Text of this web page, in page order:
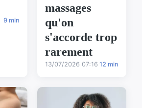
9 min
massages
qu'on
s'accorde trop
rarement
13/07/2026 07:16 12 min